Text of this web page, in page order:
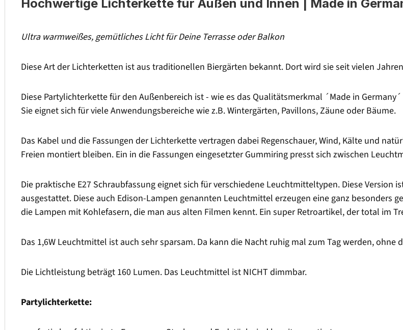
Hochwertige Lichterkette für Außen und Innen | Made in
Ultra warmweißes, gemütliches Licht für Deine Terrasse oder Balkon
Diese Art der Lichterketten ist aus traditionellen Biergärten bekannt. Dort wird sie seit vielen
Diese Partylichterkette für den Außenbereich ist - wie es das Qualitätsmerkmal ´Made in
Sie eignet sich für viele Anwendungsbereiche wie z.B. Wintergärten, Pavillons, Zäune oder Bäume.
Das Kabel und die Fassungen der Lichterkette vertragen dabei Regenschauer, Wind, Kälte und
Freien montiert bleiben. Ein in die Fassungen eingesetzter Gummiring presst sich zwischen
Die praktische E27 Schraubfassung eignet sich für verschiedene Leuchtmitteltypen. Diese
ausgestattet. Diese auch Edison-Lampen genannten Leuchtmittel erzeugen eine ganz besonders
die Lampen mit Kohlefasern, die man aus alten Filmen kennt. Ein super Retroartikel, der total im
Das 1,6W Leuchtmittel ist auch sehr sparsam. Da kann die Nacht ruhig mal zum Tag werden,
Die Lichtleistung beträgt 160 Lumen. Das Leuchtmittel ist NICHT dimmbar.
Partylichterkette: